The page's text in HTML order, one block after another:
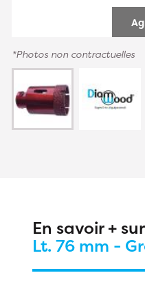
*Photos non contractuelles
En savoir + sur
Lt. 76 mm -